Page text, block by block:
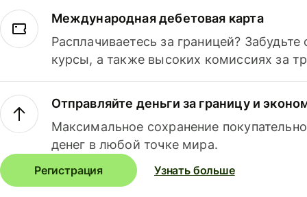
Международная дебетовая карта
Расплачиваетесь за границей?
курсы, а также высоких комиссиях за
Отправляйте деньги за границу и
Максимальное сохранение
денег в любой точке мира.
Регистрация Узнать больше